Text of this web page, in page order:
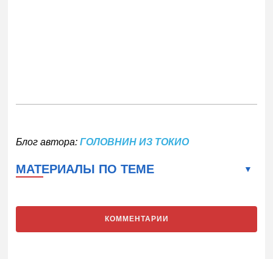
Блог автора: ГОЛОВНИН ИЗ ТОКИО
МАТЕРИАЛЫ ПО ТЕМЕ
КОММЕНТАРИИ